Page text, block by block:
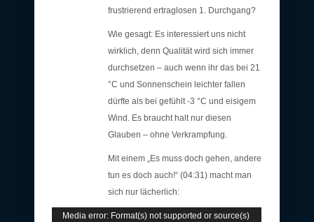
frustrierend ertraglosen 1. Durchgang?
Wie gesagt: Es interessiert uns nicht
wirklich, denn Qualität wird sich immer
durchsetzen – auch wenn ihr das bei 21
°C und Sonnenschein leichter fallen
dürfte als bei gefühlt -3 °C und eisigem
Wind. Es braucht halt nur diesen
Glauben – ohne Verkrampfung.
Mit einem „Es muss doch gehen, andere
tun es doch auch!“ (04:31) macht man
sich nur lächerlich:
Video-
Media error: Format(s) not supported or source(s)